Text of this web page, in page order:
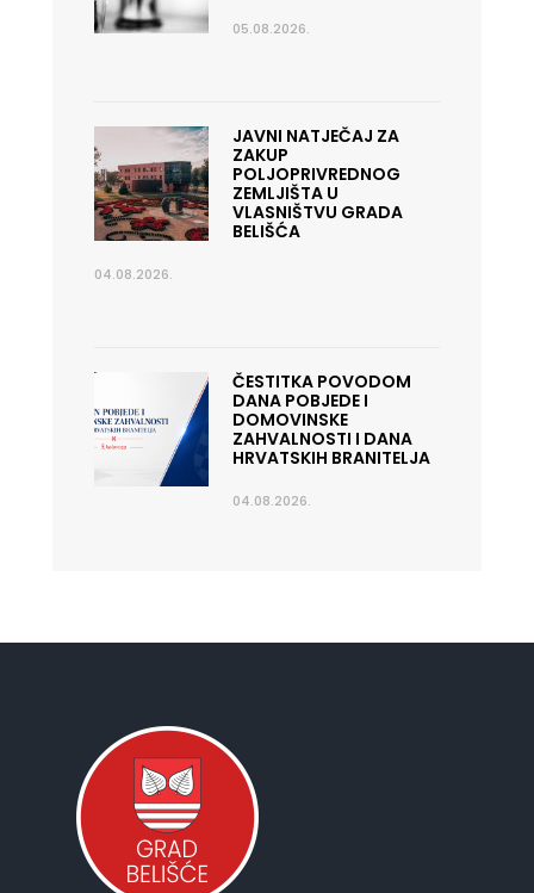
05.08.2026.
JAVNI NATJEČAJ ZA
ZAKUP
POLJOPRIVREDNOG
ZEMLJIŠTA U
VLASNIŠTVU GRADA
BELIŠĆA
04.08.2026.
ČESTITKA POVODOM
DANA POBJEDE I
DOMOVINSKE
ZAHVALNOSTI I DANA
HRVATSKIH BRANITELJA
04.08.2026.